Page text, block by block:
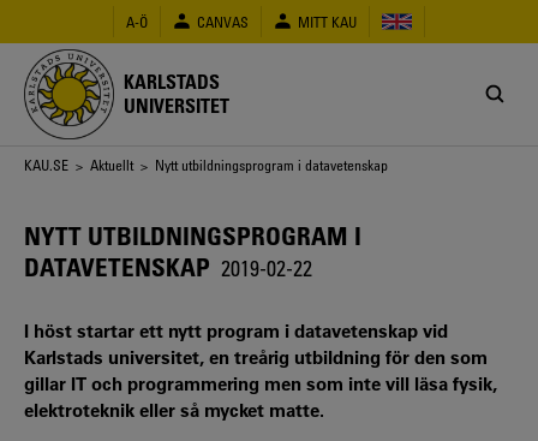
huvudinnehåll
A-Ö CANVAS MITT KAU
KARLSTADS
UNIVERSITET
Länkstig
KAU.SE > Aktuellt > Nytt utbildningsprogram i datavetenskap
NYTT UTBILDNINGSPROGRAM I
DATAVETENSKAP 2019-02-22
I höst startar ett nytt program i datavetenskap vid
Karlstads universitet, en treårig utbildning för den som
gillar IT och programmering men som inte vill läsa fysik,
elektroteknik eller så mycket matte.